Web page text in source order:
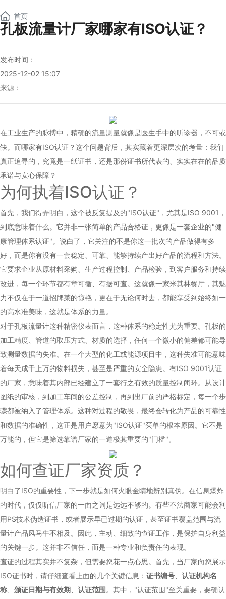
首页
孔板流量计厂家哪家有ISO认证？
发布时间：
2025-12-02 15:07
来源：
在工业生产的脉搏中，精确的流量测量就像是医生手中的听诊器，不可或
缺。而哪家有ISO认证？这个问题背后，其实藏着更深层次的考量：我们
真正追寻的，究竟是一纸证书，还是那份证书所代表的、实实在在的品质
承诺与安心保障？
为何执着ISO认证？
首先，我们得弄明白，这个被反复提及的"ISO认证"，尤其是ISO 9001，
到底意味着什么。它并非一张简单的产品合格证，更像是一套企业的"健
康管理体系认证"。说白了，它关注的不是你这一批次的产品做得有多
好，而是你有没有一套稳定、可靠、能够持续产出好产品的流程和方法。
它要求企业从原材料采购、生产过程控制、产品检验，到客户服务和持续
改进，每一个环节都有章可循、有据可查。这就像一家米其林餐厅，其魅
力不仅在于一道招牌菜的惊艳，更在于无论何时去，都能享受到始终如一
的高水准美味，这就是体系的力量。
对于孔板流量计这种精密仪表而言，这种体系的稳定性尤为重要。孔板的
加工精度、管道的取压方式、材质的选择，任何一个微小的偏差都可能导
致测量数据的失准。在一个大型的化工或能源项目中，这种失准可能意味
着每天成千上万的物料损失，甚至是严重的安全隐患。有ISO 9001认证
的厂家，意味着其内部已经建立了一套行之有效的质量控制闭环。从设计
图纸的审核，到加工车间的公差控制，再到出厂前的严格标定，每一个步
骤都被纳入了管理体系。这种对过程的敬畏，最终会转化为产品的可靠性
和数据的准确性，这正是用户愿意为"ISO认证"买单的根本原因。它不是
万能的，但它是筛选靠谱厂家的一道极其重要的"门槛"。
如何查证厂家资质？
明白了ISO的重要性，下一步就是如何火眼金睛地辨别真伪。在信息爆炸
的时代，仅仅听信厂家的一面之词是远远不够的。有些不法商家可能会利
用PS技术伪造证书，或者展示早已过期的认证，甚至证书覆盖范围与流
量计产品风马牛不相及。因此，主动、细致的查证工作，是保护自身利益
的关键一步。这并非不信任，而是一种专业和负责任的表现。
查证的过程其实并不复杂，但需要您花一点心思。首先，当厂家向您展示
ISO证书时，请仔细查看上面的几个关键信息： 证书编号、 认证机构名
称、 颁证日期与有效期、 认证范围。其中，"认证范围"至关重要，要确认